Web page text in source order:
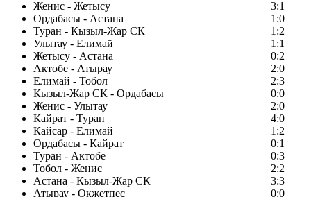
Женис - Жетысу
3:1
Ордабасы - Астана
1:0
Туран - Кызыл-Жар СК
1:2
Улытау - Елимай
1:1
Жетысу - Астана
0:2
Актобе - Атырау
2:0
Елимай - Тобол
2:3
Кызыл-Жар СК - Ордабасы
0:0
Женис - Улытау
2:0
Кайрат - Туран
4:0
Кайсар - Елимай
1:2
Ордабасы - Кайрат
0:1
Туран - Актобе
0:3
Тобол - Женис
2:2
Астана - Кызыл-Жар СК
3:3
Атырау - Окжетпес
0:0